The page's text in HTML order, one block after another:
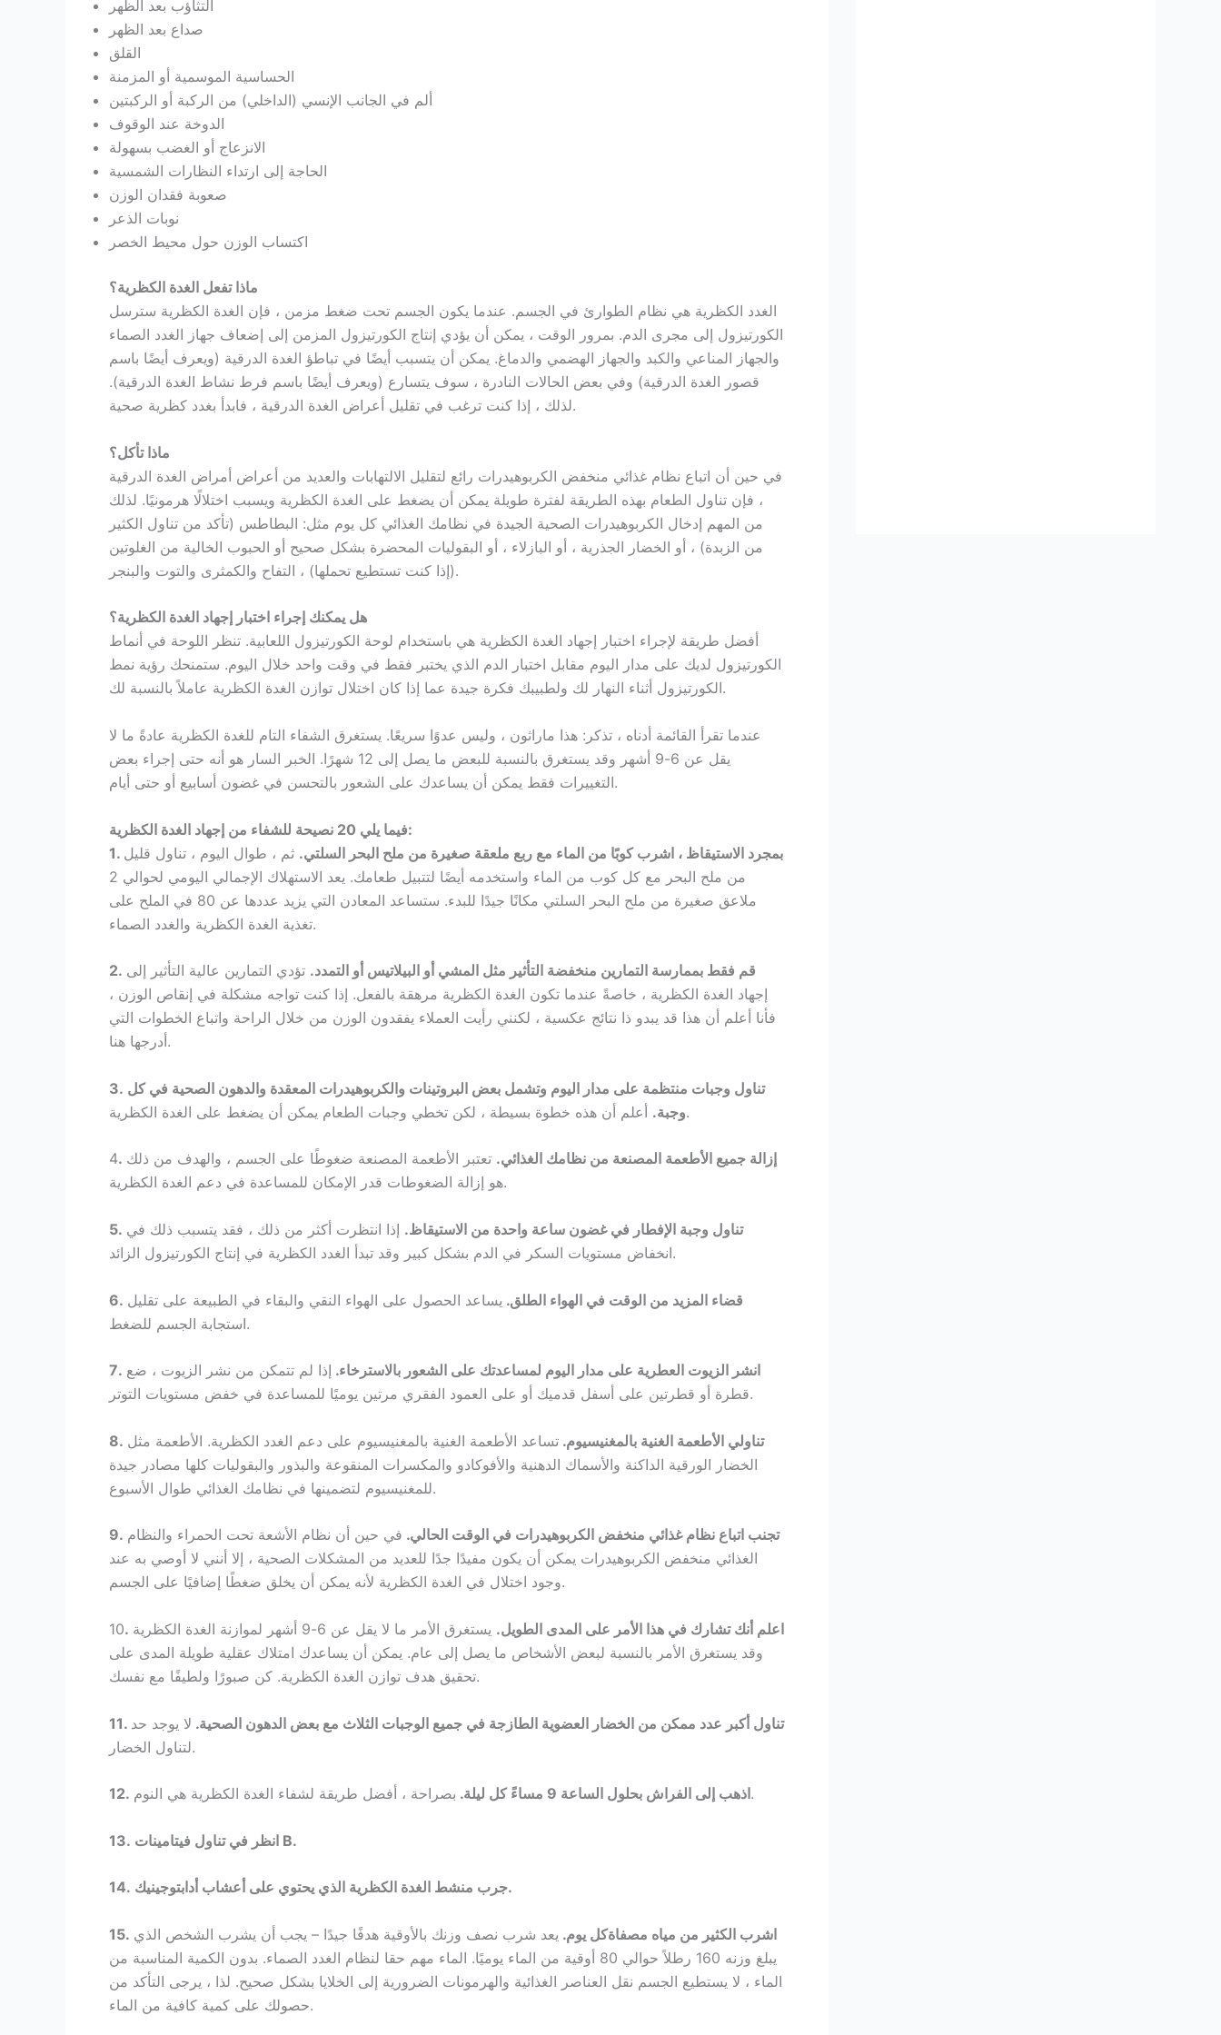
التثاؤب بعد الظهر
صداع بعد الظهر
القلق
الحساسية الموسمية أو المزمنة
ألم في الجانب الإنسي (الداخلي) من الركبة أو الركبتين
الدوخة عند الوقوف
الانزعاج أو الغضب بسهولة
الحاجة إلى ارتداء النظارات الشمسية
صعوبة فقدان الوزن
نوبات الذعر
اكتساب الوزن حول محيط الخصر
ماذا تفعل الغدة الكظرية؟
الغدد الكظرية هي نظام الطوارئ في الجسم. عندما يكون الجسم تحت ضغط مزمن ، فإن الغدة الكظرية سترسل
الكورتيزول إلى مجرى الدم. بمرور الوقت ، يمكن أن يؤدي إنتاج الكورتيزول المزمن إلى إضعاف جهاز الغدد الصماء
والجهاز المناعي والكبد والجهاز الهضمي والدماغ. يمكن أن يتسبب أيضًا في تباطؤ الغدة الدرقية (ويعرف أيضًا باسم
قصور الغدة الدرقية) وفي بعض الحالات النادرة ، سوف يتسارع (ويعرف أيضًا باسم فرط نشاط الغدة الدرقية).
لذلك ، إذا كنت ترغب في تقليل أعراض الغدة الدرقية ، فابدأ بغدد كظرية صحية.
ماذا تأكل؟
في حين أن اتباع نظام غذائي منخفض الكربوهيدرات رائع لتقليل الالتهابات والعديد من أعراض أمراض الغدة الدرقية
، فإن تناول الطعام بهذه الطريقة لفترة طويلة يمكن أن يضغط على الغدة الكظرية ويسبب اختلالًا هرمونيًا. لذلك
من المهم إدخال الكربوهيدرات الصحية الجيدة في نظامك الغذائي كل يوم مثل: البطاطس (تأكد من تناول الكثير
من الزبدة) ، أو الخضار الجذرية ، أو البازلاء ، أو البقوليات المحضرة بشكل صحيح أو الحبوب الخالية من الغلوتين
(إذا كنت تستطيع تحملها) ، التفاح والكمثرى والتوت والبنجر.
هل يمكنك إجراء اختبار إجهاد الغدة الكظرية؟
أفضل طريقة لإجراء اختبار إجهاد الغدة الكظرية هي باستخدام لوحة الكورتيزول اللعابية. تنظر اللوحة في أنماط
الكورتيزول لديك على مدار اليوم مقابل اختبار الدم الذي يختبر فقط في وقت واحد خلال اليوم. ستمنحك رؤية نمط
الكورتيزول أثناء النهار لك ولطبيبك فكرة جيدة عما إذا كان اختلال توازن الغدة الكظرية عاملاً بالنسبة لك.
عندما تقرأ القائمة أدناه ، تذكر: هذا ماراثون ، وليس عدوًا سريعًا. يستغرق الشفاء التام للغدة الكظرية عادةً ما لا
يقل عن 6-9 أشهر وقد يستغرق بالنسبة للبعض ما يصل إلى 12 شهرًا. الخبر السار هو أنه حتى إجراء بعض
التغييرات فقط يمكن أن يساعدك على الشعور بالتحسن في غضون أسابيع أو حتى أيام.
فيما يلي 20 نصيحة للشفاء من إجهاد الغدة الكظرية:
1. بمجرد الاستيقاظ ، اشرب كوبًا من الماء مع ربع ملعقة صغيرة من ملح البحر السلتي. ثم ، طوال اليوم ، تناول قليل
من ملح البحر مع كل كوب من الماء واستخدمه أيضًا لتتبيل طعامك. يعد الاستهلاك الإجمالي اليومي لحوالي 2
ملاعق صغيرة من ملح البحر السلتي مكانًا جيدًا للبدء. ستساعد المعادن التي يزيد عددها عن 80 في الملح على
تغذية الغدة الكظرية والغدد الصماء.
2. قم فقط بممارسة التمارين منخفضة التأثير مثل المشي أو البيلاتيس أو التمدد. تؤدي التمارين عالية التأثير إلى
إجهاد الغدة الكظرية ، خاصةً عندما تكون الغدة الكظرية مرهقة بالفعل. إذا كنت تواجه مشكلة في إنقاص الوزن ،
فأنا أعلم أن هذا قد يبدو ذا نتائج عكسية ، لكنني رأيت العملاء يفقدون الوزن من خلال الراحة واتباع الخطوات التي
أدرجها هنا.
3. تناول وجبات منتظمة على مدار اليوم وتشمل بعض البروتينات والكربوهيدرات المعقدة والدهون الصحية في كل
وجبة.أعلم أن هذه خطوة بسيطة ، لكن تخطي وجبات الطعام يمكن أن يضغط على الغدة الكظرية.
4 . إزالة جميع الأطعمة المصنعة من نظامك الغذائي. تعتبر الأطعمة المصنعة ضغوطًا على الجسم ، والهدف من ذلك
هو إزالة الضغوطات قدر الإمكان للمساعدة في دعم الغدة الكظرية.
5. تناول وجبة الإفطار في غضون ساعة واحدة من الاستيقاظ. إذا انتظرت أكثر من ذلك ، فقد يتسبب ذلك في
انخفاض مستويات السكر في الدم بشكل كبير وقد تبدأ الغدد الكظرية في إنتاج الكورتيزول الزائد.
6. قضاء المزيد من الوقت في الهواء الطلق. يساعد الحصول على الهواء النقي والبقاء في الطبيعة على تقليل
استجابة الجسم للضغط.
7. انشر الزيوت العطرية على مدار اليوم لمساعدتك على الشعور بالاسترخاء. إذا لم تتمكن من نشر الزيوت ، ضع
قطرة أو قطرتين على أسفل قدميك أو على العمود الفقري مرتين يوميًا للمساعدة في خفض مستويات التوتر.
8. تناولي الأطعمة الغنية بالمغنيسيوم. تساعد الأطعمة الغنية بالمغنيسيوم على دعم الغدد الكظرية. الأطعمة مثل
الخضار الورقية الداكنة والأسماك الدهنية والأفوكادو والمكسرات المنقوعة والبذور والبقوليات كلها مصادر جيدة
للمغنيسيوم لتضمينها في نظامك الغذائي طوال الأسبوع.
9. تجنب اتباع نظام غذائي منخفض الكربوهيدرات في الوقت الحالي. في حين أن نظام الأشعة تحت الحمراء والنظام
الغذائي منخفض الكربوهيدرات يمكن أن يكون مفيدًا جدًا للعديد من المشكلات الصحية ، إلا أنني لا أوصي به عند
وجود اختلال في الغدة الكظرية لأنه يمكن أن يخلق ضغطًا إضافيًا على الجسم.
10 . اعلم أنك تشارك في هذا الأمر على المدى الطويل.
يستغرق الأمر ما لا يقل عن 6-9 أشهر لموازنة الغدة الكظرية
وقد يستغرق الأمر بالنسبة لبعض الأشخاص ما يصل إلى عام. يمكن أن يساعدك امتلاك عقلية طويلة المدى على
تحقيق هدف توازن الغدة الكظرية. كن صبورًا ولطيفًا مع نفسك.
11. تناول أكبر عدد ممكن من الخضار العضوية الطازجة في جميع الوجبات الثلاث مع بعض الدهون الصحية. لا يوجد حد
لتناول الخضار.
12. اذهب إلى الفراش بحلول الساعة 9 مساءً كل ليلة. بصراحة ، أفضل طريقة لشفاء الغدة الكظرية هي النوم.
B.
14. جرب منشط الغدة الكظرية الذي يحتوي على أعشاب أدابتوجينيك.
15. اشرب الكثير من مياه مصفاةكل يوم. يعد شرب نصف وزنك بالأوقية هدفًا جيدًا – يجب أن يشرب الشخص الذي
يبلغ وزنه 160 رطلاً حوالي 80 أوقية من الماء يوميًا. الماء مهم حقا لنظام الغدد الصماء. بدون الكمية المناسبة من
الماء ، لا يستطيع الجسم نقل العناصر الغذائية والهرمونات الضرورية إلى الخلايا بشكل صحيح. لذا ، يرجى التأكد من
حصولك على كمية كافية من الماء.